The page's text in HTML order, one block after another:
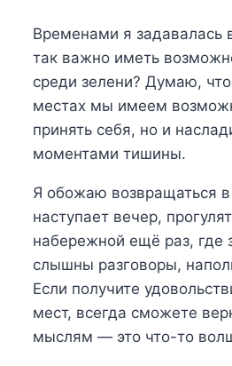
Временами я задавалась
так важно иметь
среди зелени? Думаю,
местах мы имеем
принять себя, но и
моментами тишины.
Я обожаю возвращаться в
наступает вечер,
набережной ещё раз, где
слышны разговоры,
Если получите
мест, всегда сможете
мыслям — это что-то